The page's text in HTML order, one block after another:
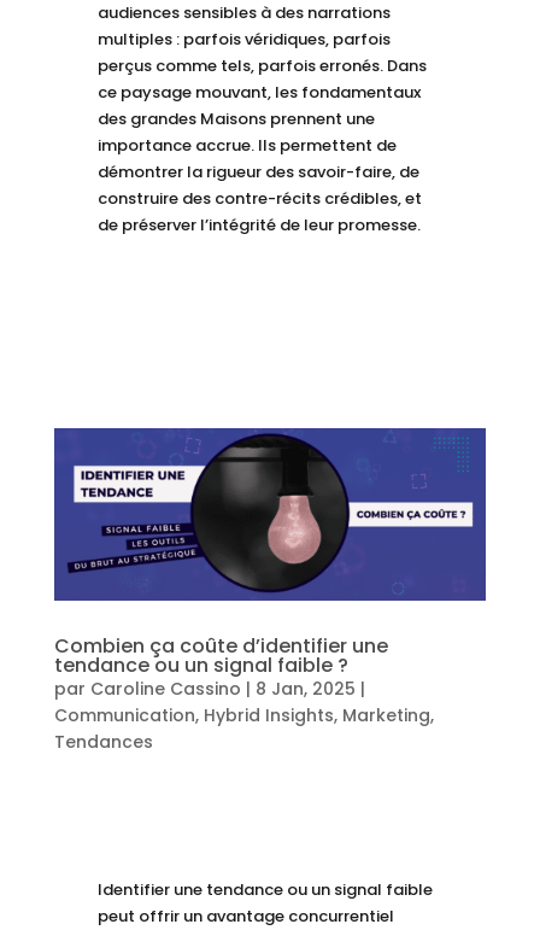
audiences sensibles à des narrations
multiples : parfois véridiques, parfois
perçus comme tels, parfois erronés. Dans
ce paysage mouvant, les fondamentaux
des grandes Maisons prennent une
importance accrue. Ils permettent de
démontrer la rigueur des savoir-faire, de
construire des contre-récits crédibles, et
de préserver l’intégrité de leur promesse.
Combien ça coûte d’identifier une
tendance ou un signal faible ?
par Caroline Cassino | 8 Jan, 2025 |
Communication, Hybrid Insights, Marketing,
Tendances
Identifier une tendance ou un signal faible
peut offrir un avantage concurrentiel